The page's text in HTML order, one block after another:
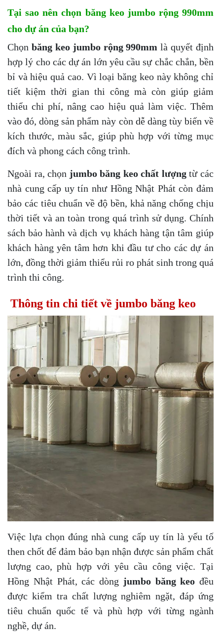
Tại sao nên chọn băng keo jumbo rộng 990mm
cho dự án của bạn?
Chọn băng keo jumbo rộng 990mm là quyết định
hợp lý cho các dự án lớn yêu cầu sự chắc chắn, bền
bỉ và hiệu quả cao. Vì loại băng keo này không chỉ
tiết kiệm thời gian thi công mà còn giúp giảm
thiểu chi phí, nâng cao hiệu quả làm việc. Thêm
vào đó, dòng sản phẩm này còn dễ dàng tùy biến về
kích thước, màu sắc, giúp phù hợp với từng mục
đích và phong cách công trình.
Ngoài ra, chọn jumbo băng keo chất lượngtừ các
nhà cung cấp uy tín như Hồng Nhật Phát còn đảm
bảo các tiêu chuẩn về độ bền, khả năng chống chịu
thời tiết và an toàn trong quá trình sử dụng. Chính
sách bảo hành và dịch vụ khách hàng tận tâm giúp
khách hàng yên tâm hơn khi đầu tư cho các dự án
lớn, đồng thời giảm thiểu rủi ro phát sinh trong quá
trình thi công.
Thông tin chi tiết về jumbo băng keo
Việc lựa chọn đúng nhà cung cấp uy tín là yếu tố
then chốt để đảm bảo bạn nhận được sản phẩm chất
lượng cao, phù hợp với yêu cầu công việc. Tại
Hồng Nhật Phát, các dòng jumbo băng keo đều
được kiểm tra chất lượng nghiêm ngặt, đáp ứng
tiêu chuẩn quốc tế và phù hợp với từng ngành
nghề, dự án.